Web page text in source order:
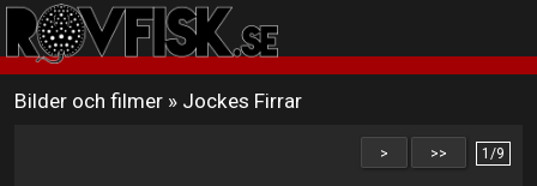
Bilder och filmer » Jockes Firrar
> >> 1/9